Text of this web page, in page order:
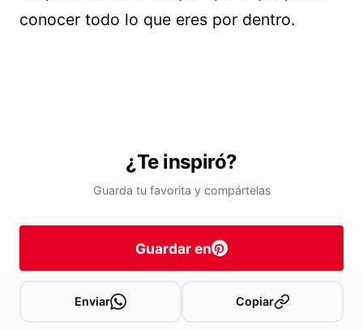
conocer todo lo que eres por dentro.
¿Te inspiró?
Guarda tu favorita y compártelas
Guardar en
Enviar Copiar